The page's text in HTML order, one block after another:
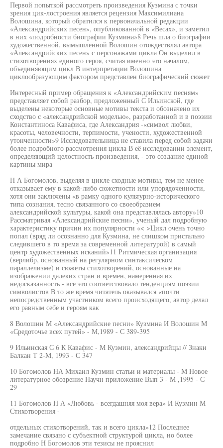
Первой попыткой рассмотреть произведения Кузмина с точки
зрения цик-лостроения является рецензия Максимилиана
Волошина, который обратился к первоначальной редакции
«Александрийских песен», опубликованной в «Весах», и заметил
в них «подробности биографии Кузмина»8 Речь шла о биографии
художественной, вымышленной Волошин отождествлял автора
«Александрийских песен» с персонажами цикла Он выделил в
стихотворениях единого героя, считая именно это началом,
объединяющим цикл В интерпретации Волошина
циклообразующим фактором представлен биографический сюжет
Интересный пример обращения к «Александрийским песням»
представляет собой разбор, предложенный С Ильинской, где
выделены некоторые основные мотивы текста и обозначено их
сходство с «александрийской моделью», разработанной и в поэзии
Константиноса Кавафиса, где Александрия -«символ любви,
красоты, человечности, терпимости, учености, художественной
утонченности»9 Исследовательница не ставила перед собой задачи
более подробного рассмотрения цикла В её исследовании элемент,
определяющий целостность произведения, - это создание единой
картины мира
Н А Богомолов, выделяя в цикле сходные мотивы, тем не менее
отказывает ему в какой-либо сюжетности или упорядоченности,
хотя они заключены «в рамку одного культурно-исторического
типа сознания, тесно связанного со своеобразием
александрийской культуры, какой она представлялась автору»10
Рассматривая «Александрийские песни», ученый дал подробную
характеристику причин их популярности «< >Цикл очень точно
попал (вряд ли осознанно для Кузмина, не слишком пристально
следившего в то время за современной литературой) в самый
центр художественных исканий»11 Ритмическая организация
(верлибр, основанный на регулярном синтаксическом
параллелизме) и сюжеты стихотворений, основанные на
изображении далеких стран и времен, намеренная их
недосказанность - все это соответствовало тенденциям поэзии
символистов В то же время читатель оказывался «почти
непосредственным участником всего происходящего, автор делал
его равным себе и героям как
8 Волошин М «Александрийские песни» Кузмина И Волошин М
«Средоточье всех путей» - М,1989 - С 389-395
9 Ильинская С 6 К Кавафис - М Кузмин, александрийцы // Знаки
Балкан Т 2-М, 1993 - С 347
10 Богомолов НА Михаил Кузмин статьи и материалы - М Новое
литературное обозрение Научн приложение Вып 3 - М ,1995 - С
29
11 Богомолов Н А «Любовь - всегдашняя моя вера» И Кузмин М
Стихотворения -
отдельных стихотворений, так и всего цикла»12 Последнее
замечание связано с субъектной структурой цикла, но более
подробно Н Богомолов эти тезисы не прояснил